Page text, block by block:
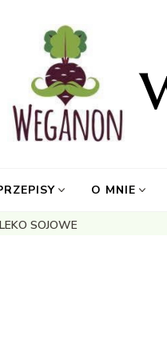
O MNIE
SOJOWE